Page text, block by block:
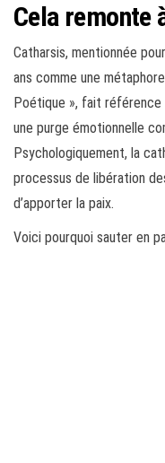
Cela remonte
Catharsis, mentionnée
ans comme une
Poétique », fait référence
une purge émotionnelle
Psychologiquement, la
processus de libération
d’apporter la paix.
Voici pourquoi sauter en